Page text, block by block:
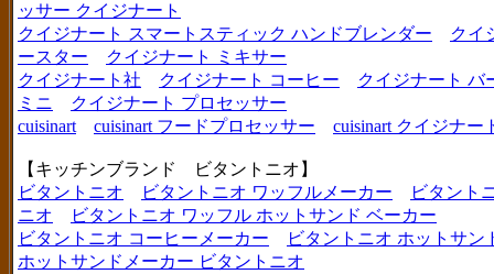
ッサー クイジナート
クイジナート スマートスティック ハンドブレンダー
クイ
ースター
クイジナート ミキサー
クイジナート社
クイジナート コーヒー
クイジナート バ
ミニ
クイジナート プロセッサー
cuisinart
cuisinart フードプロセッサー cuisinart クイジナー
【キッチンブランド ビタントニオ】
ビタントニオ
ビタントニオ ワッフルメーカー
ビタント
ニオ
ビタントニオ ワッフル ホットサンド ベーカー
ビタントニオ コーヒーメーカー
ビタントニオ ホットサン
ホットサンドメーカー ビタントニオ